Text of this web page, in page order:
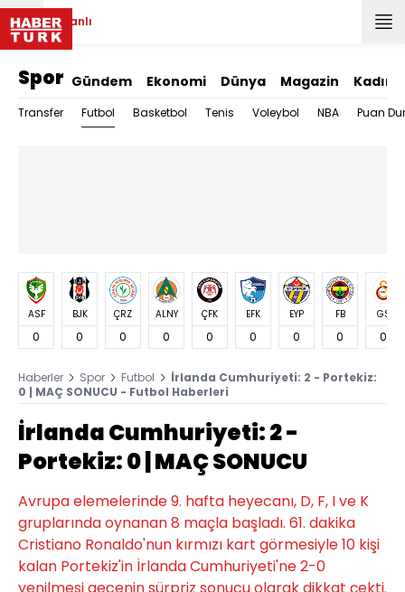
Canlı
Spor Gündem Ekonomi Dünya Magazin Kadın
Transfer Futbol Basketbol Tenis Voleybol NBA Puan
ASF
0
BJK
0
ÇRZ
0
ALNY
0
ÇFK
0
EFK
0
EYP
0
FB
0
GS
0
Haberler Spor Futbol
İrlanda Cumhuriyeti: 2 - Portekiz:
0 | MAÇ SONUCU - Futbol Haberleri
İrlanda Cumhuriyeti: 2 -
Portekiz: 0 | MAÇ SONUCU
Avrupa elemelerinde 9. hafta heyecanı, D, F, I ve K
gruplarında oynanan 8 maçla başladı. 61. dakika
Cristiano Ronaldo'nun kırmızı kart görmesiyle 10 kişi
kalan Portekiz'in İrlanda Cumhuriyeti'ne 2-0